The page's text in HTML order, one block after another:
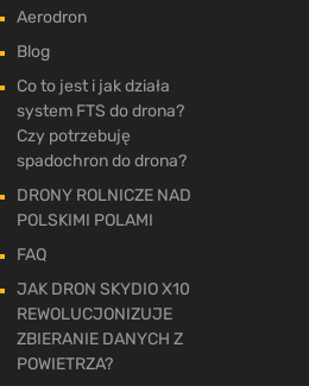
Aerodron
Blog
Co to jest i jak działa
system FTS do drona?
Czy potrzebuję
spadochron do drona?
DRONY ROLNICZE NAD
POLSKIMI POLAMI
FAQ
JAK DRON SKYDIO X10
REWOLUCJONIZUJE
ZBIERANIE DANYCH Z
POWIETRZA?